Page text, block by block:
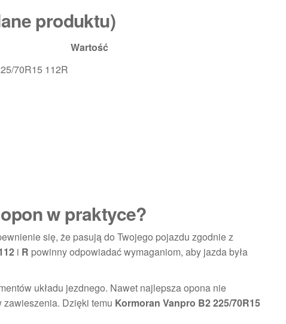
produktu)
Wartość
70R15 112R
w praktyce?
się, że pasują do Twojego pojazdu zgodnie z
i R powinny odpowiadać wymaganiom, aby jazda była
układu jezdnego. Nawet najlepsza opona nie
Dzięki temu Kormoran Vanpro B2 225/70R15